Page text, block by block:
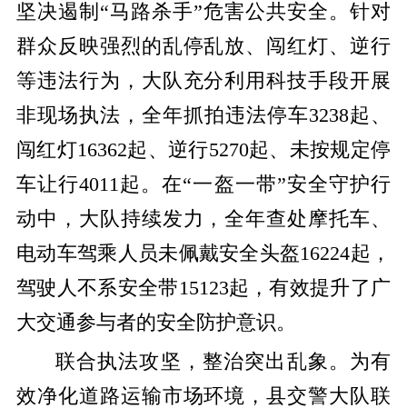
坚决遏制“马路杀手”危害公共安全。针对
群众反映强烈的乱停乱放、闯红灯、逆行
等违法行为，大队充分利用科技手段开展
非现场执法，全年抓拍违法停车3238起、
闯红灯16362起、逆行5270起、未按规定停
车让行4011起 。在“一盔一带”安全守护行
动中，大队持续发力，全年查处摩托车、
电动车驾乘人员未佩戴安全头盔16224起，
驾驶人不系安全带15123起，有效提升了广
大交通参与者的安全防护意识。
联合执法攻坚，整治突出乱象。 为有
效净化道路运输市场环境，县交警大队联